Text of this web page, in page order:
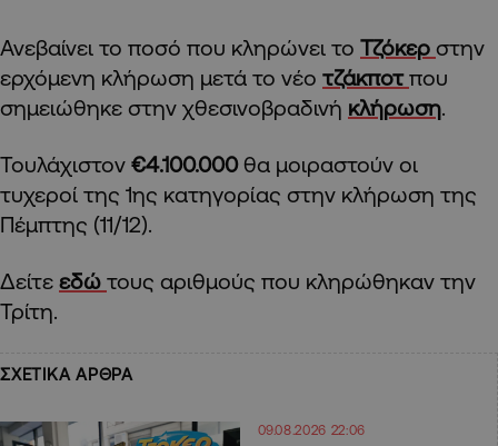
Ανεβαίνει το ποσό που κληρώνει το Τζόκερ στην
ερχόμενη κλήρωση μετά το νέο τζάκποτπου
σημειώθηκε στην χθεσινοβραδινή κλήρωση.
Τουλάχιστον €4.100.000θα μοιραστούν οι
τυχεροί της 1ης κατηγορίας στην κλήρωση της
Πέμπτης (11/12).
Δείτε εδώ τους αριθμούς που κληρώθηκαν την
Τρίτη.
ΣΧΕΤΙΚΑ ΑΡΘΡΑ
09.08.2026 22:06